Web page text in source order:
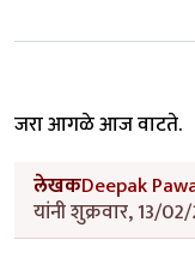
जरा आगळे आज वाटते.
लेखकDeepak
यांनी शुक्रवार, 13/